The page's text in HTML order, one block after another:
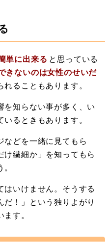
単に出来る と思っている
きないのは女性のせいだ
ることもあります。
を知らない事が多く、い
るときもあります。
などを一緒に見てもら
け繊細か」を知ってもら
いけません。そうする
！」という独りよがり
す。